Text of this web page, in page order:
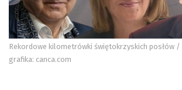
Rekordowe kilometrówki świętokrzyskich posłów /
grafika: canca.com